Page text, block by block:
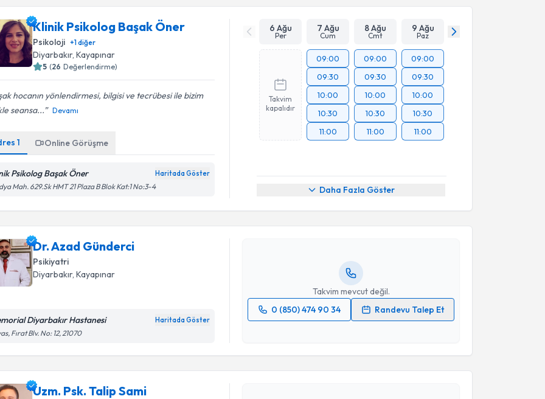
Klinik Psikolog Başak Öner
Psikoloji +1diğer
Diyarbakır, Kayapınar
5 (26 Değerlendirme)
hocanın yönlendirmesi, bilgisi ve tecrübesi ile bizim
seansa...
Devamı
1 Online Görüşme
Psikolog Başak Öner Haritada Göster
Mah. 629.Sk HMT 21 Plaza B Blok Kat:1 No:3-4
6 Ağu
Per
7 Ağu
Cum
8 Ağu
Cmt
9 Ağu
Paz
Takvim
kapalıdır
09:00
09:30
10:00
10:30
11:00
09:00
09:30
10:00
10:30
11:00
09:00
09:30
10:00
10:30
11:00
Daha Fazla Göster
Dr. Azad Günderci
Psikiyatri
Diyarbakır, Kayapınar
Diyarbakır Hastanesi Haritada Göster
Fırat Blv. No: 12, 21070
Takvim mevcut değil.
0 (850) 474 90 34
Randevu Talep Et
Randevu Takvimi Talebi
işlenmesini kabul ediyorum.
Uzm. Psk. Talip Sami